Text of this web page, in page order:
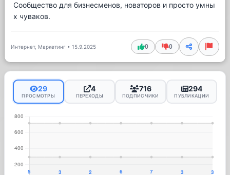
Сообщество для бизнесменов, новаторов и просто умны
х чуваков.
Интернет, Маркетинг • 15.9.2025 0 0
29
ПРОСМОТРЫ
4
ПЕРЕХОДЫ
716
ПОДПИСЧИКИ
294
ПУБЛИКАЦИИ